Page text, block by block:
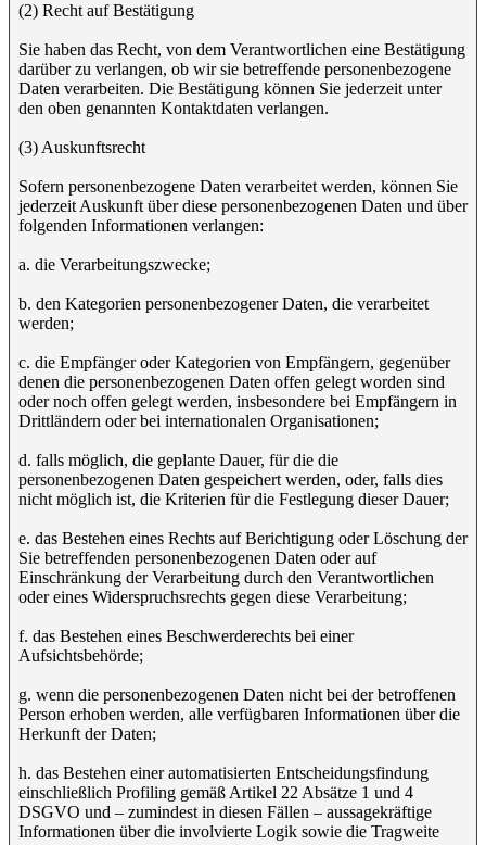
(2) Recht auf Bestätigung
Sie haben das Recht, von dem Verantwortlichen eine Bestätigung
darüber zu verlangen, ob wir sie betreffende personenbezogene
Daten verarbeiten. Die Bestätigung können Sie jederzeit unter
den oben genannten Kontaktdaten verlangen.
(3) Auskunftsrecht
Sofern personenbezogene Daten verarbeitet werden, können Sie
jederzeit Auskunft über diese personenbezogenen Daten und über
folgenden Informationen verlangen:
a. die Verarbeitungszwecke;
b. den Kategorien personenbezogener Daten, die verarbeitet
werden;
c. die Empfänger oder Kategorien von Empfängern, gegenüber
denen die personenbezogenen Daten offen gelegt worden sind
oder noch offen gelegt werden, insbesondere bei Empfängern in
Drittländern oder bei internationalen Organisationen;
d. falls möglich, die geplante Dauer, für die die
personenbezogenen Daten gespeichert werden, oder, falls dies
nicht möglich ist, die Kriterien für die Festlegung dieser Dauer;
e. das Bestehen eines Rechts auf Berichtigung oder Löschung der
Sie betreffenden personenbezogenen Daten oder auf
Einschränkung der Verarbeitung durch den Verantwortlichen
oder eines Widerspruchsrechts gegen diese Verarbeitung;
f. das Bestehen eines Beschwerderechts bei einer
Aufsichtsbehörde;
g. wenn die personenbezogenen Daten nicht bei der betroffenen
Person erhoben werden, alle verfügbaren Informationen über die
Herkunft der Daten;
h. das Bestehen einer automatisierten Entscheidungsfindung
einschließlich Profiling gemäß Artikel 22 Absätze 1 und 4
DSGVO und – zumindest in diesen Fällen – aussagekräftige
Informationen über die involvierte Logik sowie die Tragweite